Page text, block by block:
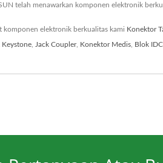
telah menawarkan komponen elektronik
komponen elektronik berkualitas kami Konektor
Keystone Jack Coupler, Konektor Medis Blok IDC